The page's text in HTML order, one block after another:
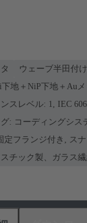
ウェーブ半田付
下地＋NiP下地＋Au
スレベル: 1, IEC
: コーディングシス
定フランジ付き, ス
チック製、ガラス繊